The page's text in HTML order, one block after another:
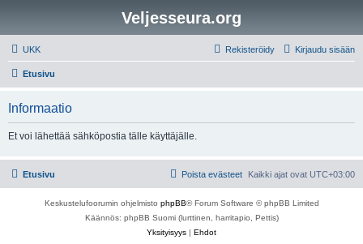
Veljesseura.org
UKK Kirjaudu sisään
Rekisteröidy
Etusivu
Informaatio
Et voi lähettää sähköpostia tälle käyttäjälle.
Etusivu Kaikki ajat ovat UTC+03:00
Poista evästeet
Keskustelufoorumin ohjelmisto phpBB® Forum Software © phpBB Limited
Käännös: phpBB Suomi (lurttinen, harritapio, Pettis)
Yksityisyys | Ehdot